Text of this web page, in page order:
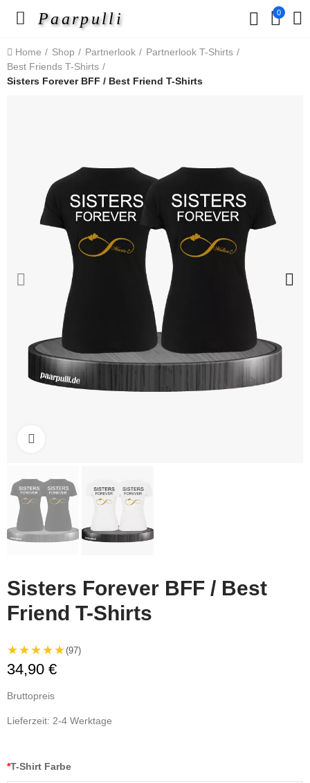
Paarpulli 0
Home Shop Partnerlook
Partnerlook T-Shirts
Best Friends T-Shirts
Sisters Forever BFF / Best Friend T-Shirts
Sisters Forever BFF / Best
Friend T-Shirts
★★★★★(97)
34,90 €
Bruttopreis
Lieferzeit: 2-4 Werktage
*T-Shirt Farbe